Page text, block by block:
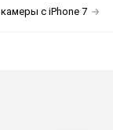
с iPhone 7